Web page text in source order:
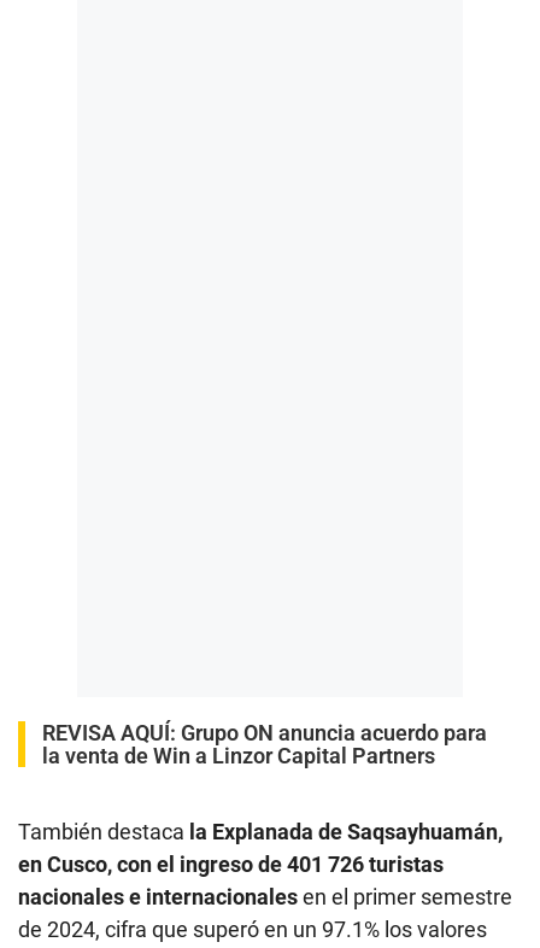
REVISA AQUÍ: Grupo ON anuncia acuerdo para
la venta de Win a Linzor Capital Partners
También destaca la Explanada de Saqsayhuamán,
en Cusco, con el ingreso de 401 726 turistas
nacionales e internacionalesen el primer semestre
de 2024, cifra que superó en un 97.1% los valores